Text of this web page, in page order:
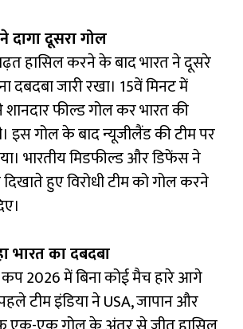
दागा दूसरा गोल
हासिल करने के बाद भारत ने दूसरे
दबदबा जारी रखा। 15वें मिनट में
शानदार फील्ड गोल कर भारत की
इस गोल के बाद न्यूजीलैंड की टीम पर
भारतीय मिडफील्ड और डिफेंस ने
हुए विरोधी टीम को गोल करने
भारत का दबदबा
2026 में बिना कोई मैच हारे आगे
टीम इंडिया ने USA, जापान और